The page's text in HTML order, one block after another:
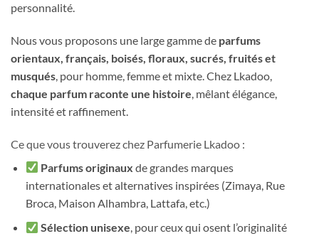
personnalité.
Nous vous proposons une large gamme de parfums
orientaux, français, boisés, floraux, sucrés, fruités et
musqués, pour homme, femme et mixte. Chez Lkadoo,
chaque parfum raconte une histoire, mêlant élégance,
intensité et raffinement.
Ce que vous trouverez chez Parfumerie Lkadoo :
Parfums originaux de grandes marques
internationales et alternatives inspirées (Zimaya, Rue
Broca, Maison Alhambra, Lattafa, etc.)
Sélection unisexe, pour ceux qui osent l’originalité